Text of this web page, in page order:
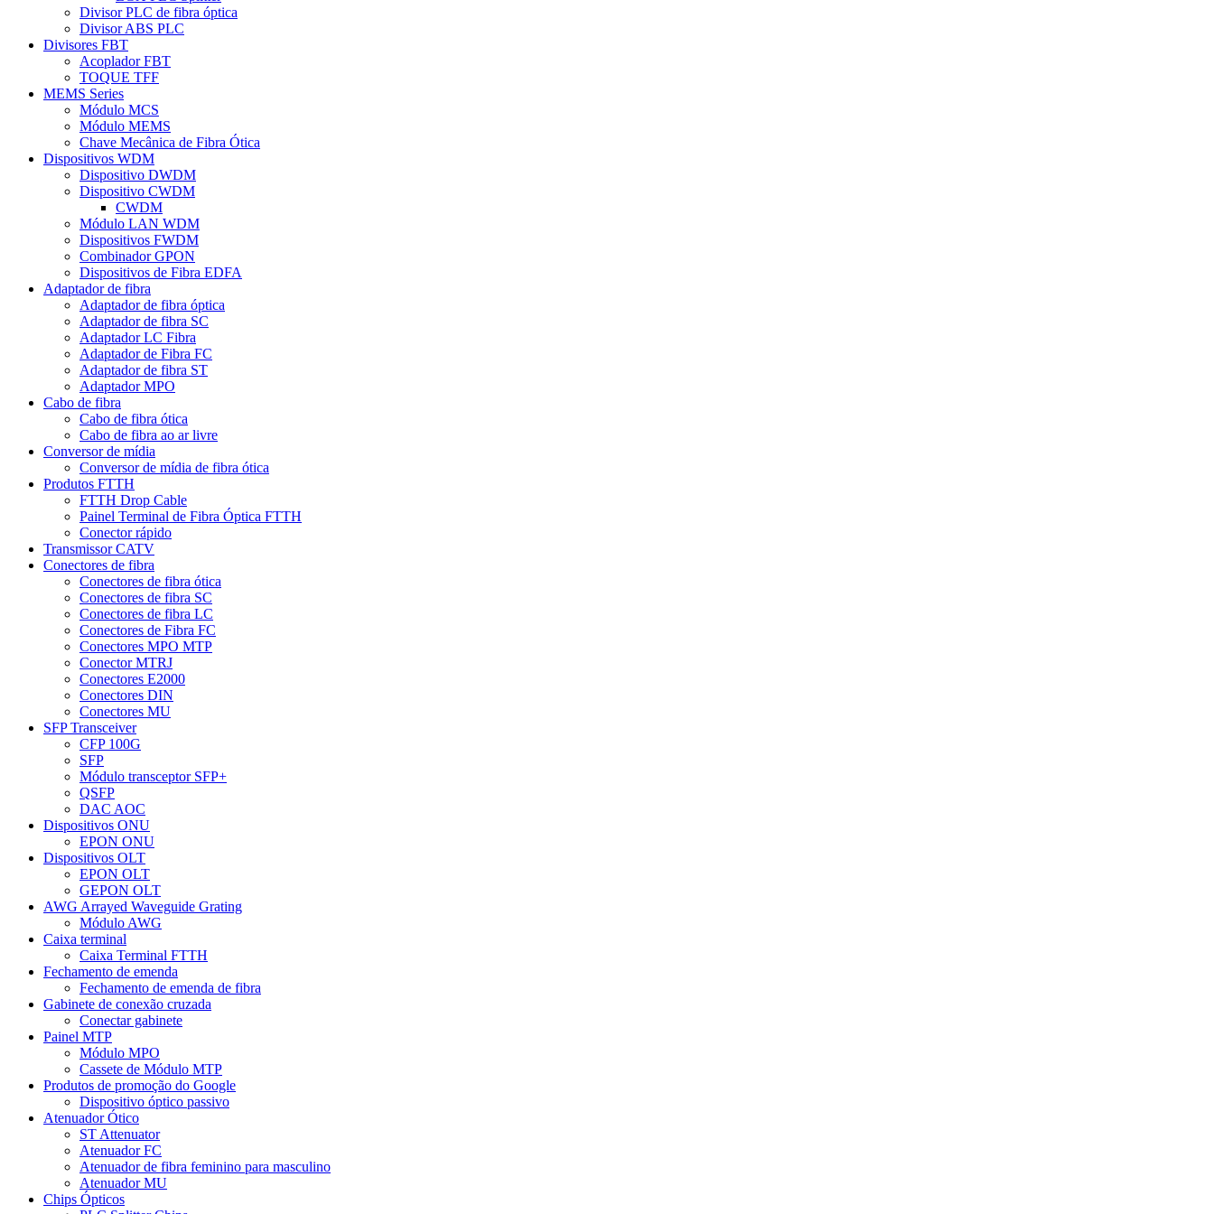
Divisor PLC de fibra óptica
Divisor ABS PLC
Divisores FBT
Acoplador FBT
TOQUE TFF
MEMS Series
Módulo MCS
Módulo MEMS
Chave Mecânica de Fibra Ótica
Dispositivos WDM
Dispositivo DWDM
Dispositivo CWDM
CWDM
Módulo LAN WDM
Dispositivos FWDM
Combinador GPON
Dispositivos de Fibra EDFA
Adaptador de fibra
Adaptador de fibra óptica
Adaptador de fibra SC
Adaptador LC Fibra
Adaptador de Fibra FC
Adaptador de fibra ST
Adaptador MPO
Cabo de fibra
Cabo de fibra ótica
Cabo de fibra ao ar livre
Conversor de mídia
Conversor de mídia de fibra ótica
Produtos FTTH
FTTH Drop Cable
Painel Terminal de Fibra Óptica FTTH
Conector rápido
Transmissor CATV
Conectores de fibra
Conectores de fibra ótica
Conectores de fibra SC
Conectores de fibra LC
Conectores de Fibra FC
Conectores MPO MTP
Conector MTRJ
Conectores E2000
Conectores DIN
Conectores MU
SFP Transceiver
CFP 100G
SFP
Módulo transceptor SFP+
QSFP
DAC AOC
Dispositivos ONU
EPON ONU
Dispositivos OLT
EPON OLT
GEPON OLT
AWG Arrayed Waveguide Grating
Módulo AWG
Caixa terminal
Caixa Terminal FTTH
Fechamento de emenda
Fechamento de emenda de fibra
Gabinete de conexão cruzada
Conectar gabinete
Painel MTP
Módulo MPO
Cassete de Módulo MTP
Produtos de promoção do Google
Dispositivo óptico passivo
Atenuador Ótico
ST Attenuator
Atenuador FC
Atenuador de fibra feminino para masculino
Atenuador MU
Chips Ópticos